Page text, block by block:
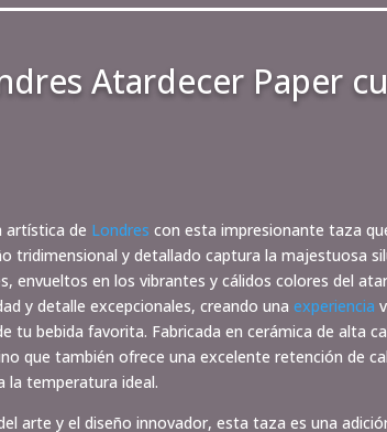
Atardecer Paper
artística de Londres con esta impresionante taza
tridimensional y detallado captura la majestuosa
envueltos en los vibrantes y cálidos colores del
y detalle excepcionales, creando una experiencia
tu bebida favorita. Fabricada en cerámica de alta
que también ofrece una excelente retención de
la temperatura ideal.
arte y el diseño innovador, esta taza es una